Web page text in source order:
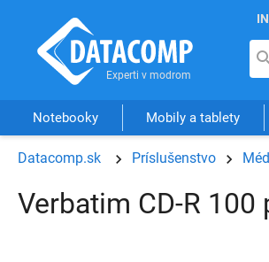
Notebooky Mobily a tablety
Datacomp.sk Príslušenstvo
Verbatim CD-R